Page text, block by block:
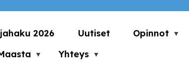
2026 Uutiset
Opinnot
Yhteys